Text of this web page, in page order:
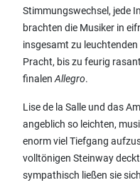
Stimmungswechsel, jede
brachten die Musiker in
insgesamt zu
Pracht, bis zu feurig
finalen Allegro.
Lise de la Salle und das
angeblich so leichten,
enorm viel Tiefgang
volltönigen Steinway
sympathisch ließen sie